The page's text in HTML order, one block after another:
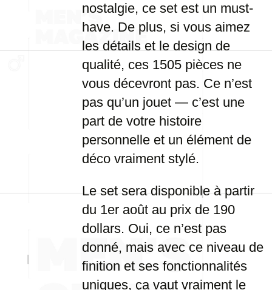
nostalgie, ce set est un must-
have. De plus, si vous aimez
les détails et le design de
qualité, ces 1505 pièces ne
vous décevront pas. Ce n’est
pas qu’un jouet — c’est une
part de votre histoire
personnelle et un élément de
déco vraiment stylé.
Le set sera disponible à partir
du 1er août au prix de 190
dollars. Oui, ce n’est pas
donné, mais avec ce niveau de
finition et ses fonctionnalités
uniques, ça vaut vraiment le